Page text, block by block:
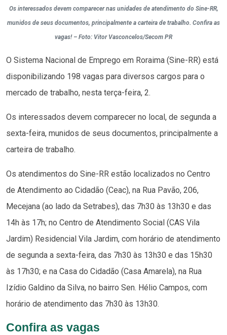
Os interessados devem comparecer nas unidades de atendimento do Sine-RR,
munidos de seus documentos, principalmente a carteira de trabalho. Confira as
vagas! – Foto: Vitor Vasconcelos/Secom PR
O Sistema Nacional de Emprego em Roraima (Sine-RR) está
disponibilizando 198 vagas para diversos cargos para o
mercado de trabalho, nesta terça-feira, 2.
Os interessados devem comparecer no local, de segunda a
sexta-feira, munidos de seus documentos, principalmente a
carteira de trabalho.
Os atendimentos do Sine-RR estão localizados no Centro
de Atendimento ao Cidadão (Ceac), na Rua Pavão, 206,
Mecejana (ao lado da Setrabes), das 7h30 às 13h30 e das
14h às 17h; no Centro de Atendimento Social (CAS Vila
Jardim) Residencial Vila Jardim, com horário de atendimento
de segunda a sexta-feira, das 7h30 às 13h30 e das 15h30
às 17h30; e na Casa do Cidadão (Casa Amarela), na Rua
Izídio Galdino da Silva, no bairro Sen. Hélio Campos, com
horário de atendimento das 7h30 às 13h30.
Confira as vagas